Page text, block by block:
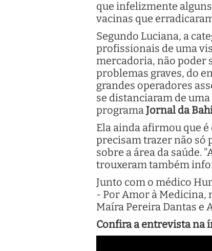
que infelizmente
vacinas que
Segundo Luciana, a
profissionais de uma
mercadoria, não poder
problemas graves, do
grandes operadores
se distanciaram de
programaJornal da
Ela ainda afirmou que é
precisam trazer não só
sobre a área da saúde.
trouxeram também
Junto com o médico
- Por Amor à Medicina,
Maíra Pereira Dantas e
Confira a entrevista na